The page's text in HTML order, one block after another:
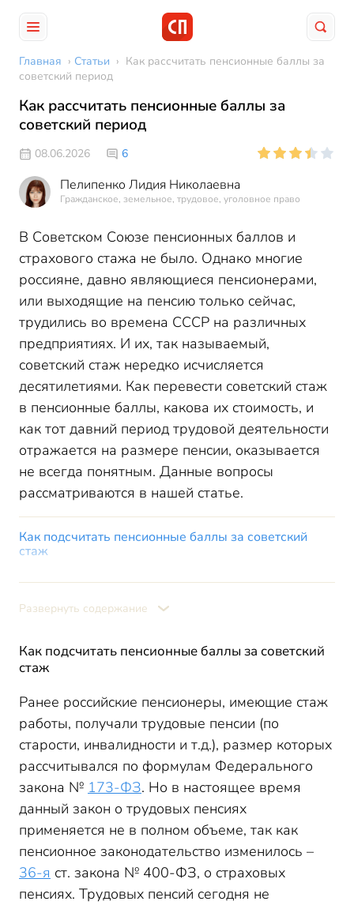
Главная › Статьи › Как рассчитать пенсионные баллы за
советский период
Как рассчитать пенсионные баллы за
советский период
08.06.2026 6
Пелипенко Лидия Николаевна
Гражданское, земельное, трудовое, уголовное право
В Советском Союзе пенсионных баллов и
страхового стажа не было. Однако многие
россияне, давно являющиеся пенсионерами,
или выходящие на пенсию только сейчас,
трудились во времена СССР на различных
предприятиях. И их, так называемый,
советский стаж нередко исчисляется
десятилетиями. Как перевести советский стаж
в пенсионные баллы, какова их стоимость, и
как тот давний период трудовой деятельности
отражается на размере пенсии, оказывается
не всегда понятным. Данные вопросы
рассматриваются в нашей статье.
Как подсчитать пенсионные баллы за советский
стаж
стаж
стаж: пример
Развернуть содержание
Как подсчитать пенсионные баллы за советский
стаж
Ранее российские пенсионеры, имеющие стаж
работы, получали трудовые пенсии (по
старости, инвалидности и т.д.), размер которых
рассчитывался по формулам Федерального
закона № 173-ФЗ. Но в настоящее время
данный закон о трудовых пенсиях
применяется не в полном объеме, так как
пенсионное законодательство изменилось –
36-я ст. закона № 400-ФЗ, о страховых
пенсиях. Трудовых пенсий сегодня не